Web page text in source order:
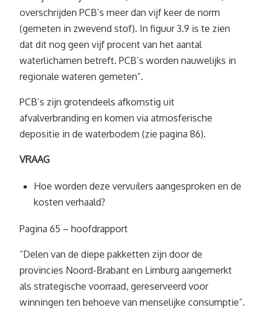
overschrijden PCB’s meer dan vijf keer de norm
(gemeten in zwevend stof). In figuur 3.9 is te zien
dat dit nog geen vijf procent van het aantal
waterlichamen betreft. PCB’s worden nauwelijks in
regionale wateren gemeten”.
PCB’s zijn grotendeels afkomstig uit
afvalverbranding en komen via atmosferische
depositie in de waterbodem (zie pagina 86).
VRAAG
Hoe worden deze vervuilers aangesproken en de
kosten verhaald?
Pagina 65 – hoofdrapport
“Delen van de diepe pakketten zijn door de
provincies Noord-Brabant en Limburg aangemerkt
als strategische voorraad, gereserveerd voor
winningen ten behoeve van menselijke consumptie”.